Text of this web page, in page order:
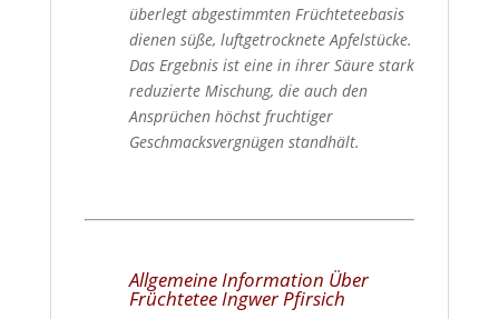
überlegt abgestimmten Früchteteebasis
dienen süße, luftgetrocknete Apfelstücke.
Das Ergebnis ist eine in ihrer Säure stark
reduzierte Mischung, die auch den
Ansprüchen höchst fruchtiger
Geschmacksvergnügen standhält.
Allgemeine Information Über
Früchtetee Ingwer Pfirsich